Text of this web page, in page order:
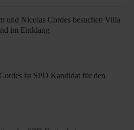
und Nicolas Cordes besuchen Villa
im Einklang
ist SPD Kandidat für den